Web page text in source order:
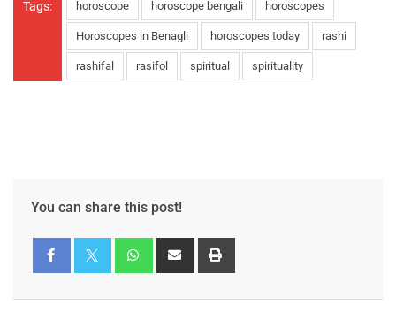
Tags: horoscope horoscope bengali horoscopes
Horoscopes in Benagli horoscopes today rashi
rashifal rasifol spiritual spirituality
You can share this post!